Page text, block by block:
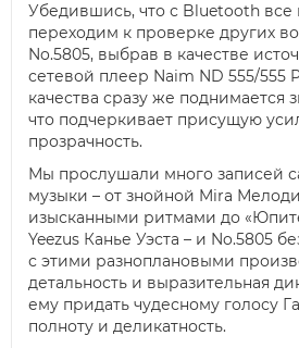
Убедившись, что с Bluetooth все
переходим к проверке других
No.5805, выбрав в качестве
сетевой плеер Naim ND 555/555
качества сразу же поднимается
что подчеркивает присущую
прозрачность.
Мы прослушали много записей
музыки – от знойной Mira
изысканными ритмами до
Yeezus Канье Уэста – и No.5805
с этими разноплановыми
детальность и выразительная
ему придать чудесному голосу
полноту и деликатность.